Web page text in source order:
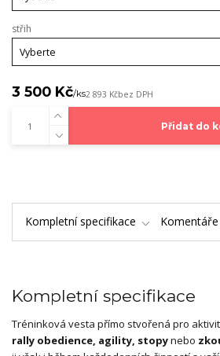
střih
3 500 Kč/ks2 893 Kčbez DPH
Přidat do
Kompletní specifikace Komentáře
Kompletní specifikace
Tréninková vesta přímo stvořená pro
rally obedience, agility, stopynebo